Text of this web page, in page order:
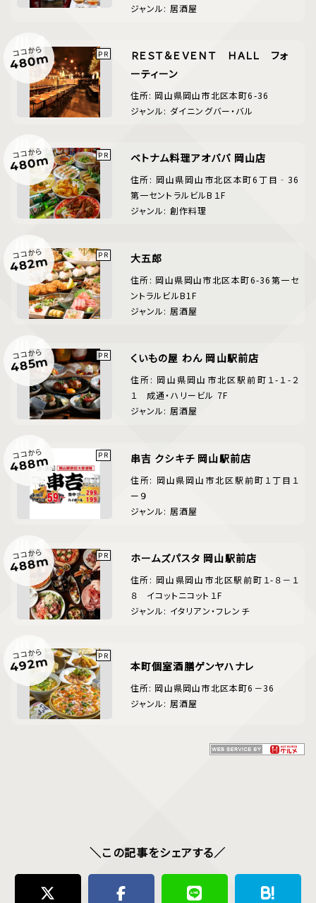
ジャンル: 居酒屋
ココから
480m
ＲＥＳＴ＆ＥＶＥＮＴ ＨＡＬＬ フォ
ーティーン
住所: 岡山県岡山市北区本町6-36
ジャンル: ダイニングバー・バル
ココから
480m ベトナム料理アオババ 岡山店
住所: 岡山県岡山市北区本町6丁目‐36
第一セントラルビルB１F
ジャンル: 創作料理
ココから
482m 大五郎
住所: 岡山県岡山市北区本町6-36第一セ
ントラルビルB1F
ジャンル: 居酒屋
ココから
485m くいもの屋 わん 岡山駅前店
住所: 岡山県岡山市北区駅前町１-１-２
１ 成通・ハリービル 7F
ジャンル: 居酒屋
ココから
488m 串吉 クシキチ 岡山駅前店
住所: 岡山県岡山市北区駅前町１丁目１
ー９
ジャンル: 居酒屋
ココから
488m ホームズパスタ 岡山駅前店
住所: 岡山県岡山市北区駅前町１-８－１
８ イコットニコット１F
ジャンル: イタリアン・フレンチ
ココから
492m 本町個室酒膳ゲンヤハナレ
住所: 岡山県岡山市北区本町6－36
ジャンル: 居酒屋
＼この記事をシェアする／